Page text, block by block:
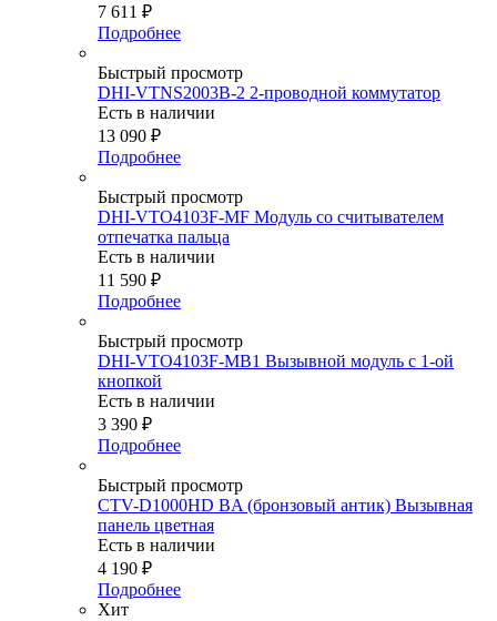
7 611 ₽
Подробнее
Быстрый просмотр
DHI-VTNS2003B-2 2-проводной коммутатор
Есть в наличии
13 090 ₽
Подробнее
Быстрый просмотр
DHI-VTO4103F-MF Модуль со считывателем
отпечатка пальца
Есть в наличии
11 590 ₽
Подробнее
Быстрый просмотр
DHI-VTO4103F-MB1 Вызывной модуль с 1-ой
кнопкой
Есть в наличии
3 390 ₽
Подробнее
Быстрый просмотр
CTV-D1000HD BA (бронзовый антик) Вызывная
панель цветная
Есть в наличии
4 190 ₽
Подробнее
Хит